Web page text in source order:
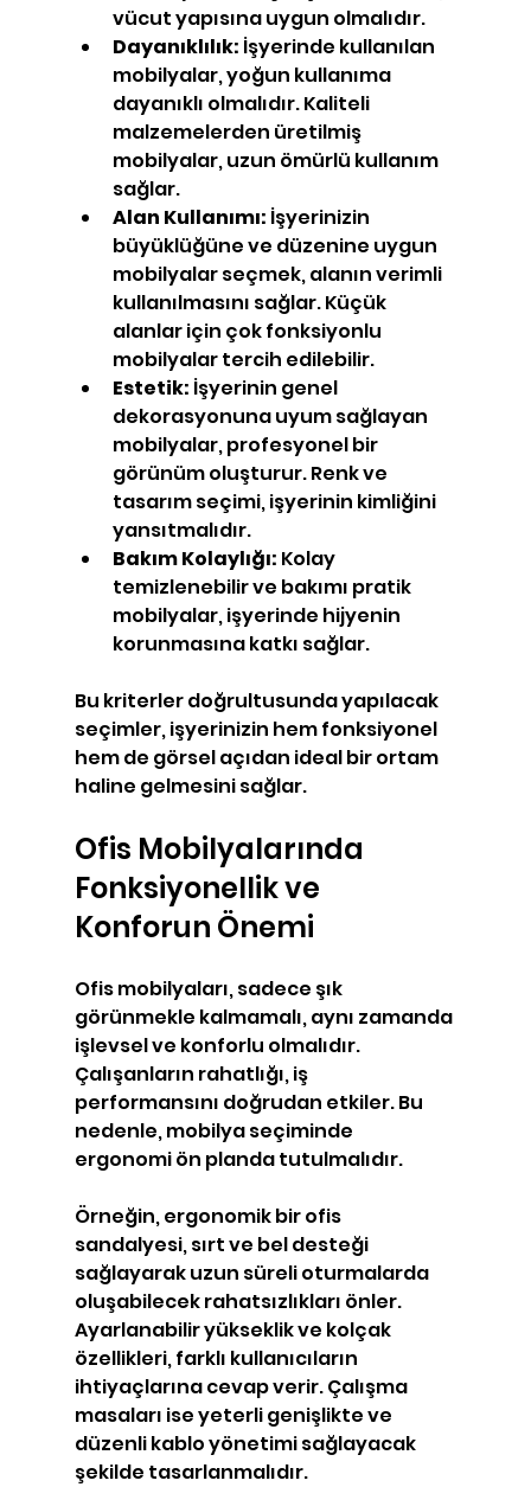
vücut yapısına uygun olmalıdır.
Dayanıklılık: İşyerinde kullanılan
mobilyalar, yoğun kullanıma
dayanıklı olmalıdır. Kaliteli
malzemelerden üretilmiş
mobilyalar, uzun ömürlü kullanım
sağlar.
Alan Kullanımı: İşyerinizin
büyüklüğüne ve düzenine uygun
mobilyalar seçmek, alanın verimli
kullanılmasını sağlar. Küçük
alanlar için çok fonksiyonlu
mobilyalar tercih edilebilir.
Estetik: İşyerinin genel
dekorasyonuna uyum sağlayan
mobilyalar, profesyonel bir
görünüm oluşturur. Renk ve
tasarım seçimi, işyerinin kimliğini
yansıtmalıdır.
Bakım Kolaylığı: Kolay
temizlenebilir ve bakımı pratik
mobilyalar, işyerinde hijyenin
korunmasına katkı sağlar.
Bu kriterler doğrultusunda yapılacak
seçimler, işyerinizin hem fonksiyonel
hem de görsel açıdan ideal bir ortam
haline gelmesini sağlar.
Ofis Mobilyalarında
Fonksiyonellik ve
Konforun Önemi
Ofis mobilyaları, sadece şık
görünmekle kalmamalı, aynı zamanda
işlevsel ve konforlu olmalıdır.
Çalışanların rahatlığı, iş
performansını doğrudan etkiler. Bu
nedenle, mobilya seçiminde
ergonomi ön planda tutulmalıdır.
Örneğin, ergonomik bir ofis
sandalyesi, sırt ve bel desteği
sağlayarak uzun süreli oturmalarda
oluşabilecek rahatsızlıkları önler.
Ayarlanabilir yükseklik ve kolçak
özellikleri, farklı kullanıcıların
ihtiyaçlarına cevap verir. Çalışma
masaları ise yeterli genişlikte ve
düzenli kablo yönetimi sağlayacak
şekilde tasarlanmalıdır.